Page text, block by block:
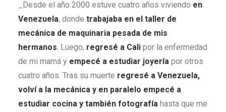
_Desde el año 2000 estuve cuatro años viviendo en
Venezuela, donde trabajaba en el taller de
mecánica de maquinaria pesada de mis
hermanos. Luego, regresé a Cali por la enfermedad
de mi mamá y empecé a estudiar joyería por otros
cuatro años. Tras su muerte regresé a Venezuela,
volví a la mecánica y en paralelo empecé a
estudiar cocina y también fotografía hasta que me